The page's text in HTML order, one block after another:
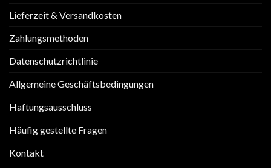
Lieferzeit & Versandkosten
Zahlungsmethoden
Datenschutzrichtlinie
Allgemeine Geschäftsbedingungen
Haftungsausschluss
Häufig gestellte Fragen
Kontakt